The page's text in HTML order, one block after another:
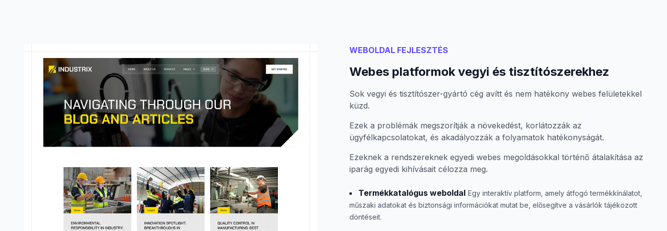
WEBOLDAL FEJLESZTÉS
Webes platformok vegyi és tisztítószerekhez
Sok vegyi és tisztítószer-gyártó cég avítt és nem hatékony webes felületekkel
küzd.
Ezek a problémák megszorítják a növekedést, korlátozzák az
ügyfélkapcsolatokat, és akadályozzák a folyamatok hatékonyságát.
Ezeknek a rendszereknek egyedi webes megoldásokkal történő átalakítása az
iparág egyedi kihívásait célozza meg.
Termékkatalógus weboldal Egy interaktív platform, amely átfogó termékkínálatot,
műszaki adatokat és biztonsági információkat mutat be, elősegítve a vásárlók tájékozott
döntéseit.